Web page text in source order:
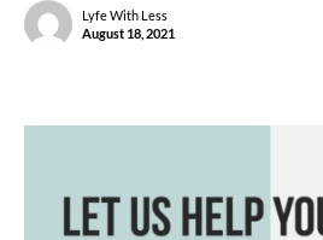
Lyfe With Less
August 18, 2021